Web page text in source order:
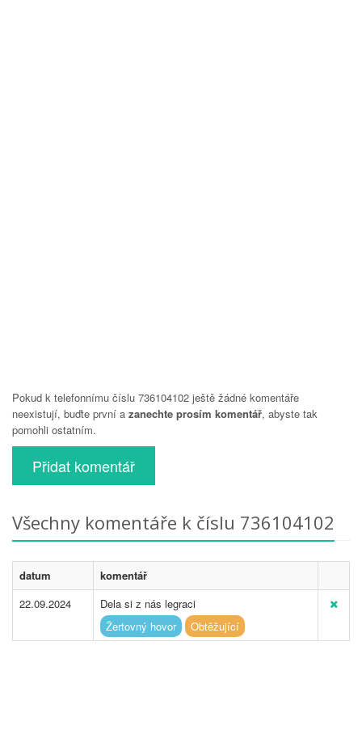
Pokud k telefonnímu číslu 736104102 ještě žádné komentáře
neexistují, buďte první a zanechte prosím komentář, abyste tak
pomohli ostatním.
Přidat komentář
Všechny komentáře k číslu 736104102
datum
komentář
22.09.2024
Dela si z nás legraci
Žertovný hovor
Obtěžující